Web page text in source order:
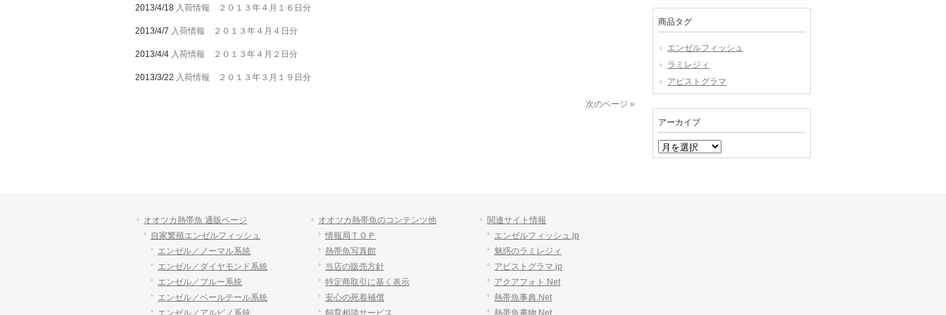
2013/4/18 入荷情報 ２０１３年４月１６日分
2013/4/7 入荷情報 ２０１３年４月４日分
2013/4/4 入荷情報 ２０１３年４月２日分
2013/3/22 入荷情報 ２０１３年３月１９日分
次のページ »
商品タグ
エンゼルフィッシュ
ラミレジィ
アピストグラマ
アーカイブ
ア
ー
オオツカ熱帯魚 通販ページ
自家繁殖エンゼルフィッシュ
エンゼル／ノーマル系統
エンゼル／ダイヤモンド系統
エンゼル／ブルー系統
エンゼル／ベールテール系統
エンゼル／アルビノ系統
オオツカ熱帯魚のコンテンツ他
情報局ＴＯＰ
熱帯魚写真館
当店の販売方針
特定商取引に基く表示
安心の死着補償
飼育相談サービス
関連サイト情報
エンゼルフィッシュ.jp
魅惑のラミレジィ
アピストグラマ.jp
アクアフォト.Net
熱帯魚事典.Net
熱帯魚書物.Net